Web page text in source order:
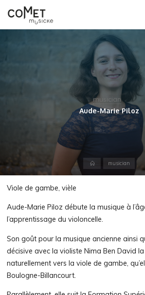
contenu
Musicke
musician
Aude-Marie Piloz
Accueilmusician
Viole de gambe, vièle
Aude-Marie Piloz débute la musique à
l’apprentissage du violoncelle.
Son goût pour la musique ancienne ainsi
décisive avec la violiste Nima Ben David
naturellement vers la viole de gambe,
Boulogne-Billancourt.